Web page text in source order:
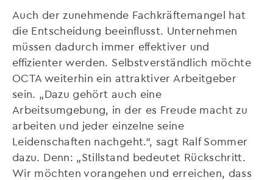
Auch der zunehmende Fachkräftemangel hat
die Entscheidung beeinflusst. Unternehmen
müssen dadurch immer effektiver und
effizienter werden. Selbstverständlich möchte
OCTA weiterhin ein attraktiver Arbeitgeber
sein. „Dazu gehört auch eine
Arbeitsumgebung, in der es Freude macht zu
arbeiten und jeder einzelne seine
Leidenschaften nachgeht.“, sagt Ralf Sommer
dazu. Denn: „Stillstand bedeutet Rückschritt.
Wir möchten vorangehen und erreichen, dass